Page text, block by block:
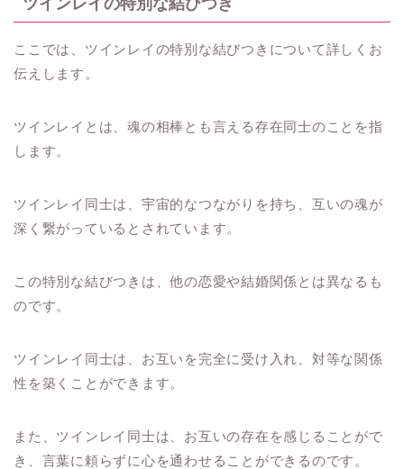
ここでは、ツインレイの特別な結びつきについて詳しくお
伝えします。
ツインレイとは、魂の相棒とも言える存在同士のことを指
します。
ツインレイ同士は、宇宙的なつながりを持ち、互いの魂が
深く繋がっているとされています。
この特別な結びつきは、他の恋愛や結婚関係とは異なるも
のです。
ツインレイ同士は、お互いを完全に受け入れ、対等な関係
性を築くことができます。
また、ツインレイ同士は、お互いの存在を感じることがで
き、言葉に頼らずに心を通わせることができるのです。